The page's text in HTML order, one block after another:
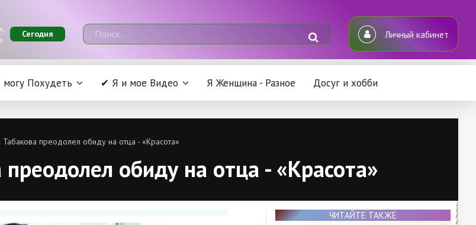
Сегодня Личный кабинет
Похудеть ✔ Я и мое Видео Я Женщина - Разное Досуг и хобби
преодолел обиду на отца - «Красота»
обиду на отца - «Красота»
ЧИТАЙТЕ ТАКЖЕ